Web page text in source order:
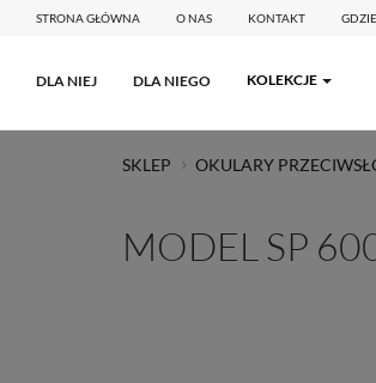
STRONA GŁÓWNA O NAS KONTAKT
DLA NIEJ DLA NIEGO KOLEKCJE
SKLEP OKULARY
MODEL SP